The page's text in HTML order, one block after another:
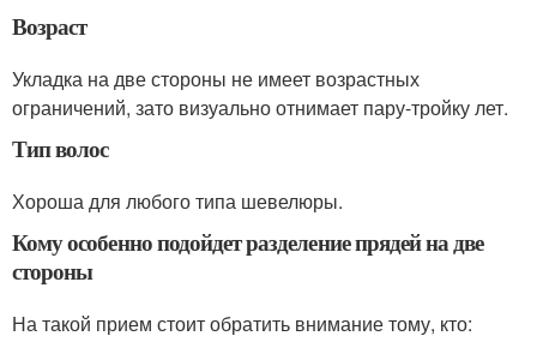
Возраст
Укладка на две стороны не имеет возрастных
ограничений, зато визуально отнимает пару-тройку лет.
Тип волос
Хороша для любого типа шевелюры.
Кому особенно подойдет разделение прядей на две
стороны
На такой прием стоит обратить внимание тому, кто: